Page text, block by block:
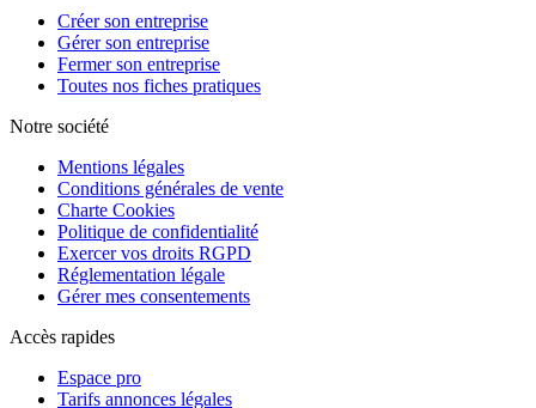
Créer son entreprise
Gérer son entreprise
Fermer son entreprise
Toutes nos fiches pratiques
Notre société
Mentions légales
Conditions générales de vente
Charte Cookies
Politique de confidentialité
Exercer vos droits RGPD
Réglementation légale
Gérer mes consentements
Accès rapides
Espace pro
Tarifs annonces légales